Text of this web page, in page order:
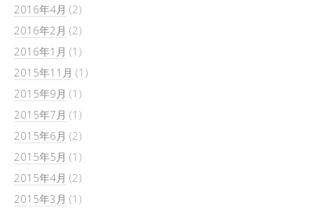
2016年4月 (2)
2016年2月 (2)
2016年1月 (1)
2015年11月 (1)
2015年9月 (1)
2015年7月 (1)
2015年6月 (2)
2015年5月 (1)
2015年4月 (2)
2015年3月 (1)